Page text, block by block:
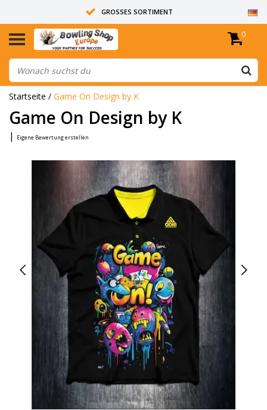
GROSSES SORTIMENT
14 TAGE RÜCKGABERECHT
ALLE BOWLINGKUGELN SIND UNGEBOHRT
0
Startseite / Game On Design by K
Game On Design by K
| Eigene Bewertung erstellen